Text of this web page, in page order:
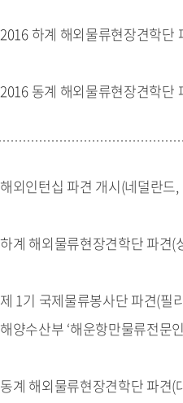
2016 하계 해외물류현장견학단
2016 동계 해외물류현장견학단
해외인턴십 파견 개시(네덜란드
하계 해외물류현장견학단 파견(
제 1기 국제물류봉사단 파견(필
해양수산부 ‘해운항만물류전문
동계 해외물류현장견학단 파견(